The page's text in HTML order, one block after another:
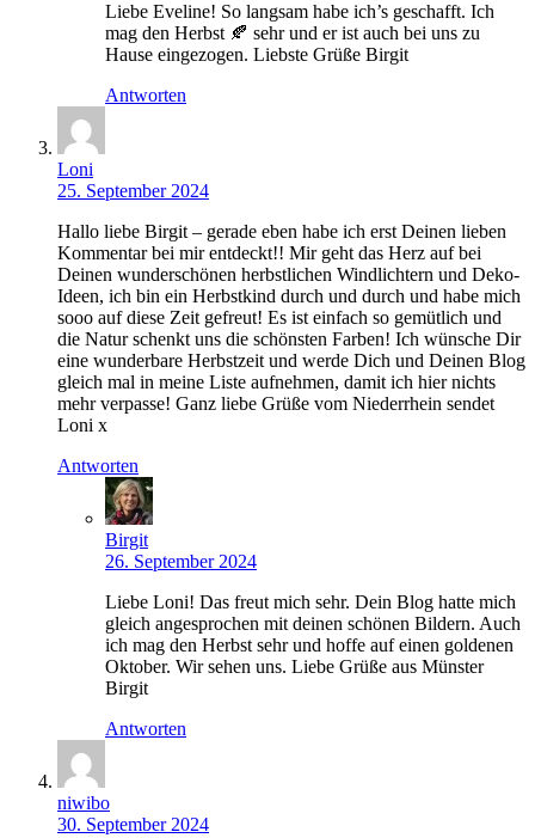
Liebe Eveline! So langsam habe ich’s geschafft. Ich
mag den Herbst 🍂 sehr und er ist auch bei uns zu
Hause eingezogen. Liebste Grüße Birgit
Antworten
Loni
25. September 2024
Hallo liebe Birgit – gerade eben habe ich erst Deinen lieben
Kommentar bei mir entdeckt!! Mir geht das Herz auf bei
Deinen wunderschönen herbstlichen Windlichtern und Deko-
Ideen, ich bin ein Herbstkind durch und durch und habe mich
sooo auf diese Zeit gefreut! Es ist einfach so gemütlich und
die Natur schenkt uns die schönsten Farben! Ich wünsche Dir
eine wunderbare Herbstzeit und werde Dich und Deinen Blog
gleich mal in meine Liste aufnehmen, damit ich hier nichts
mehr verpasse! Ganz liebe Grüße vom Niederrhein sendet
Loni x
Antworten
Birgit
26. September 2024
Liebe Loni! Das freut mich sehr. Dein Blog hatte mich
gleich angesprochen mit deinen schönen Bildern. Auch
ich mag den Herbst sehr und hoffe auf einen goldenen
Oktober. Wir sehen uns. Liebe Grüße aus Münster
Birgit
Antworten
niwibo
30. September 2024